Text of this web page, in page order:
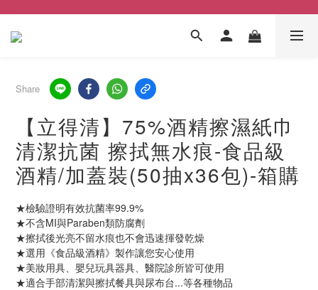
Share
【立得清】75%酒精擦濕紙巾
清潔抗菌 擦拭無水痕-食品級
酒精/加蓋裝(50抽x36包)-箱購
★檢驗證明有效抗菌率99.9%
★不含MI與Paraben類防腐劑
★擦拭後光亮不留水痕也不會迅速揮發乾燥
★選用《食品級酒精》製作讓您安心使用
★美妝用具、嬰兒玩具器具、醫院診所皆可使用
★適合手部清潔與擦拭餐具與尿布台...等各種物品